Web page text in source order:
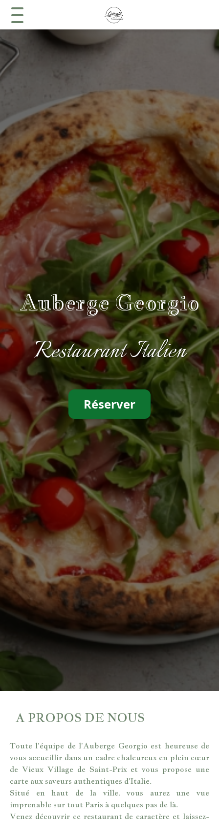
Accueil
Menu
Services
Auberge Georgio
Restaurant Italien
Réserver
A PROPOS DE NOUS
Toute l’équipe de l’Auberge Georgio est heureuse de
vous accueillir dans un cadre chaleureux en plein cœur
de Vieux Village de Saint-Prix et vous propose une
carte aux saveurs authentiques d'Italie.
Situé en haut de la ville, vous aurez une vue
imprenable sur tout Paris à quelques pas de là.
Venez découvrir ce restaurant de caractère et laissez-